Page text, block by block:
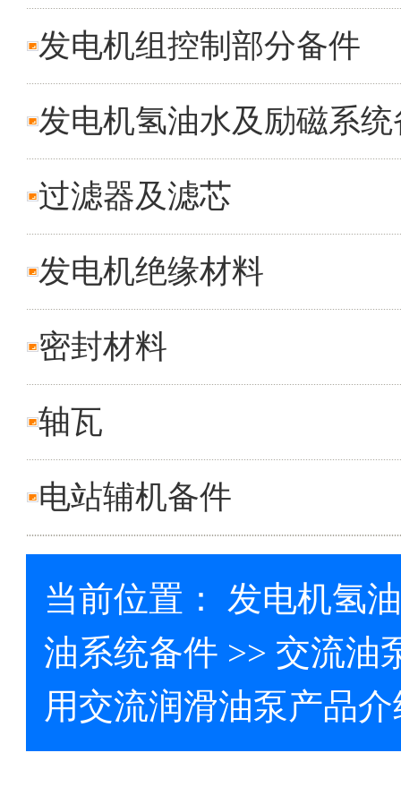
发电机组控制部分备件
发电机氢油水及励磁系统
过滤器及滤芯
发电机绝缘材料
密封材料
轴瓦
电站辅机备件
当前位置： 发电机氢
油系统备件 >> 交流油
用交流润滑油泵产品